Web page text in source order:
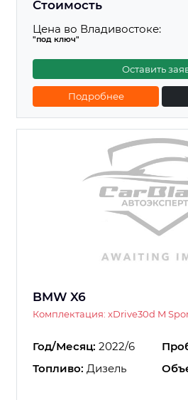
Стоимость
Цена во Владивостоке:
"под ключ"
Оставить
Подробнее
BMW X6
Комплектация: xDrive30d M
Год/Месяц: 2022/6
Топливо: Дизель